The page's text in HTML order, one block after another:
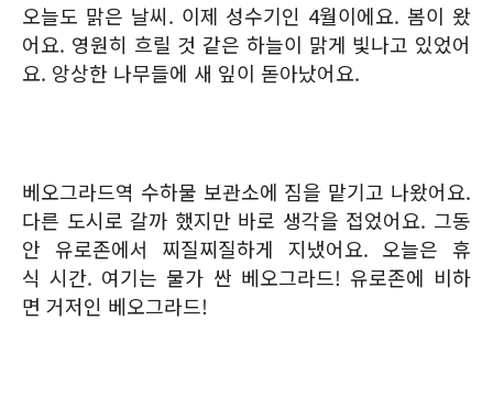
오늘도 맑은 날씨. 이제 성수기인 4월이에요. 봄이 왔
어요. 영원히 흐릴 것 같은 하늘이 맑게 빛나고 있었어
요. 앙상한 나무들에 새 잎이 돋아났어요.
베오그라드역 수하물 보관소에 짐을 맡기고 나왔어요.
다른 도시로 갈까 했지만 바로 생각을 접었어요. 그동
안 유로존에서 찌질찌질하게 지냈어요. 오늘은 휴
식 시간. 여기는 물가 싼 베오그라드! 유로존에 비하
면 거저인 베오그라드!